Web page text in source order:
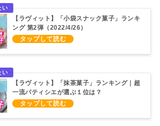
【ラヴィット】「小袋スナック菓子」ランキ
ング 第2弾（2022/4/26）
【ラヴィット】「抹茶菓子」ランキング｜超
一流パティシエが選ぶ１位は？
（2022/4/20）